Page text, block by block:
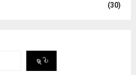
(30)
ရှာပါ